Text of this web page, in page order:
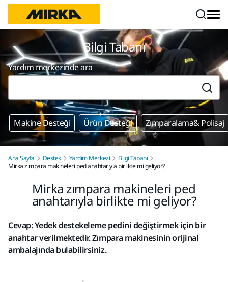
Bilgi Tabanı
Yardım merkezinde ara
Makine Desteği Ürün Desteği Zımparalama& Polisaj
Ana Sayfa Destek Yardım Merkezi
Bilgi Tabanı
Mirka zımpara makineleri ped anahtarıyla birlikte mi geliyor?
Mirka zımpara makineleri ped
anahtarıyla birlikte mi geliyor?
Cevap: Yedek destekeleme pedini değiştirmek için bir
anahtar verilmektedir. Zımpara makinesinin orijinal
ambalajında ​​bulabilirsiniz.